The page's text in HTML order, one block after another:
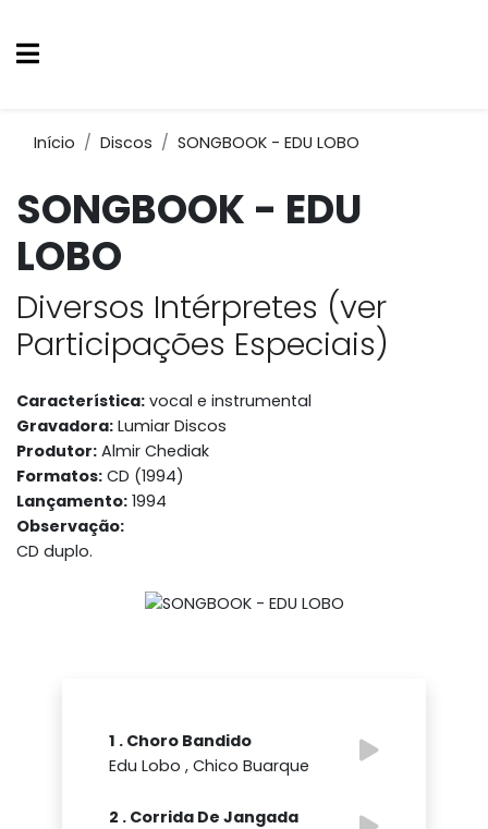
Início Discos SONGBOOK - EDU LOBO
SONGBOOK - EDU
LOBO
Diversos Intérpretes (ver
Participações Especiais)
Característica: vocal e instrumental
Gravadora: Lumiar Discos
Produtor: Almir Chediak
Formatos: CD (1994)
Lançamento: 1994
Observação:
CD duplo.
1 . Choro Bandido
Edu Lobo , Chico Buarque
2 . Corrida De Jangada